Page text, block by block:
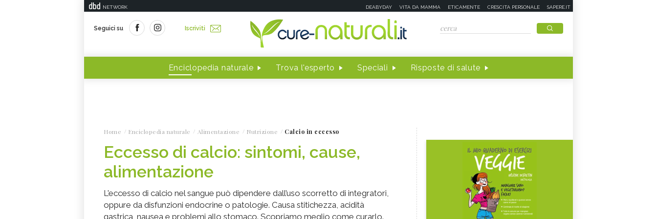
NETWORK DEABYDAY VITA DA MAMMA ETICAMENTE CRESCITA PERSONALE SAPERE.IT
Seguici su Iscriviti
Enciclopedia naturale Trova l'esperto Speciali Risposte di salute
Home Enciclopedia naturale Alimentazione Nutrizione Calcio in eccesso
Eccesso di calcio: sintomi, cause,
alimentazione
L'eccesso di calcio nel sangue può dipendere dall’uso scorretto di integratori,
oppure da disfunzioni endocrine o patologie. Causa stitichezza, acidità
gastrica, nausea e problemi allo stomaco. Scopriamo meglio come curarlo.